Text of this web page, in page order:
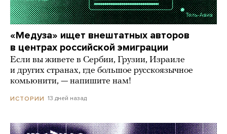
«Медуза» ищет внештатных авторов
в центрах российской эмиграции
Если вы живете в Сербии, Грузии, Израиле
и других странах, где большое русскоязычное
комьюнити, — напишите нам!
ИСТОРИИ 13 дней назад